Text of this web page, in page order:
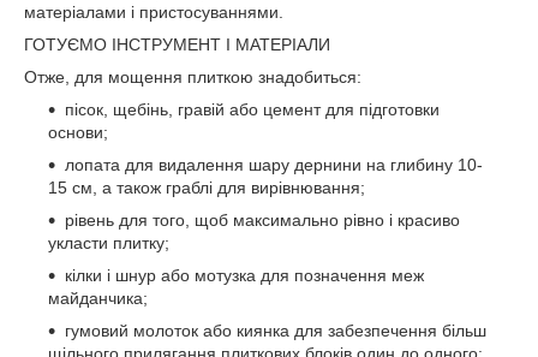
матеріалами і пристосуваннями.
ГОТУЄМО ІНСТРУМЕНТ І МАТЕРІАЛИ
Отже, для мощення плиткою знадобиться:
пісок, щебінь, гравій або цемент для підготовки
основи;
лопата для видалення шару дернини на глибину 10-
15 см, а також граблі для вирівнювання;
рівень для того, щоб максимально рівно і красиво
укласти плитку;
кілки і шнур або мотузка для позначення меж
майданчика;
гумовий молоток або киянка для забезпечення більш
щільного прилягання плиткових блоків один до одного;